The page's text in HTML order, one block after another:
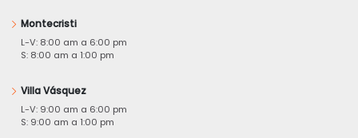
Montecristi
L-V: 8:00 am a 6:00 pm
S: 8:00 am a 1:00 pm
Villa Vásquez
L-V: 9:00 am a 6:00 pm
S: 9:00 am a 1:00 pm